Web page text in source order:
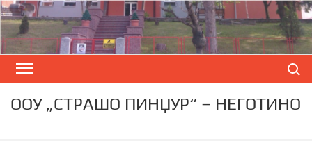
Skip
to
content
ООУ „СТРАШО ПИНЏУР“ – НЕГОТИНО